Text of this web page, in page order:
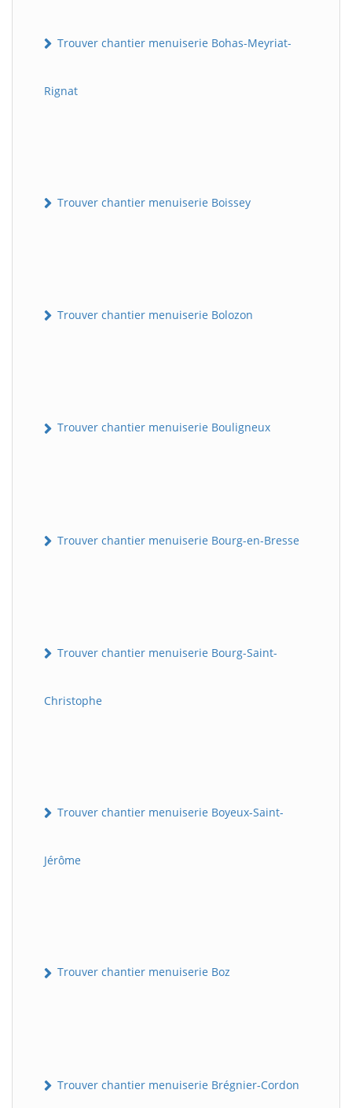
Trouver chantier menuiserie Bohas-Meyriat-
Rignat
Trouver chantier menuiserie Boissey
Trouver chantier menuiserie Bolozon
Trouver chantier menuiserie Bouligneux
Trouver chantier menuiserie Bourg-en-Bresse
Trouver chantier menuiserie Bourg-Saint-
Christophe
Trouver chantier menuiserie Boyeux-Saint-
Jérôme
Trouver chantier menuiserie Boz
Trouver chantier menuiserie Brégnier-Cordon